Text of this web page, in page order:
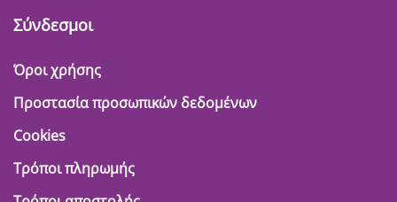
Σύνδεσμοι
Όροι χρήσης
Προστασία προσωπικών δεδομένων
Cookies
Τρόποι πληρωμής